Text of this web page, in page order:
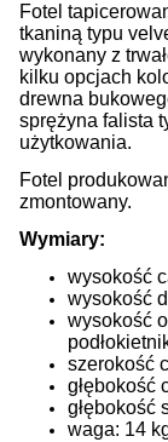
Fotel
tkaniną typu
wykonany z
kilku opcjach
drewna
sprężyna falista
użytkowania.
Fotel
zmontowany.
Wymiary:
wysokość
wysokość
wysokość
szerokość
głębokość
głębokość
waga: 14